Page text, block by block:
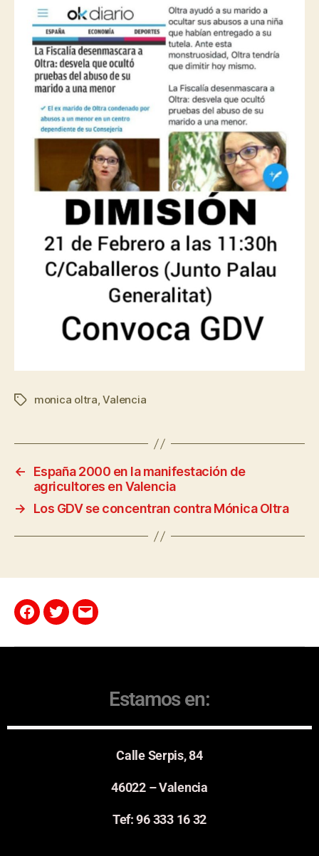
monica oltra,Valencia
←
España 2000 en la manifestación de
agricultores en Valencia
→
Los GDV se concentran contra Mónica Oltra
Estamos en:
Calle Serpis, 84
46022 – Valencia
Tef: 96 333 16 32